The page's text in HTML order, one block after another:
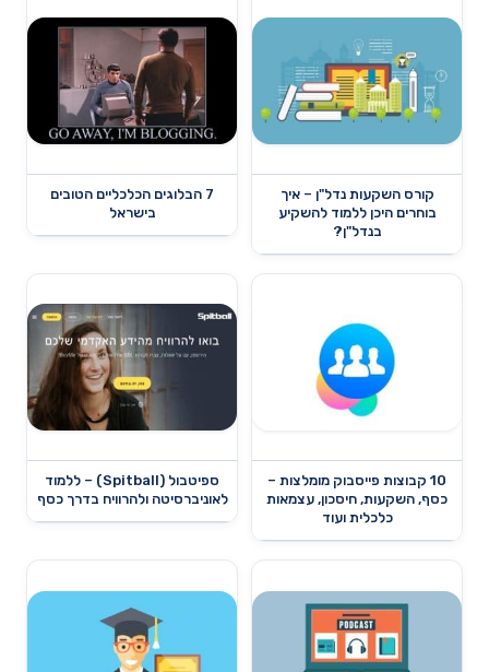
קורס השקעות נדל"ן – איך
בוחרים היכן ללמוד להשקיע
בנדל"ן?
7 הבלוגים הכלכליים הטובים
בישראל
10 קבוצות פייסבוק מומלצות –
כסף, השקעות, חיסכון, עצמאות
כלכלית ועוד
ספיטבול (Spitball) – ללמוד
לאוניברסיטה ולהרוויח בדרך כסף